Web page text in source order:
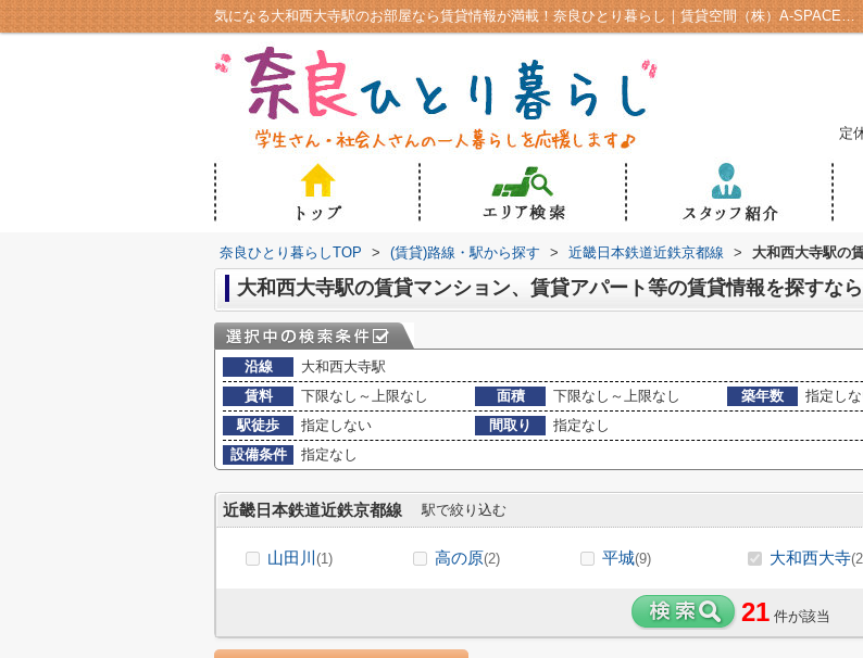
気になる大和西大寺駅のお部屋なら賃貸情報が満載！奈良ひとり暮らし｜賃貸空間（株）A-SPACE奈良市の学生向け賃貸
定
奈良ひとり暮らしTOP > (賃貸)路線・駅から探す > 近畿日本鉄道近鉄京都線 > 大和西大寺駅の
大和西大寺駅の賃貸マンション、賃貸アパート等の賃貸情報を探すな
沿線
大和西大寺駅
賃料
下限なし～上限なし 面積 下限なし～上限なし 築年数
指定し
駅徒歩
指定しない 間取り
指定なし
設備条件
指定なし
近畿日本鉄道近鉄京都線 駅で絞り込む
山田川 (1) 高の原(2) 平城(9) 大和西大寺
21 件が該当